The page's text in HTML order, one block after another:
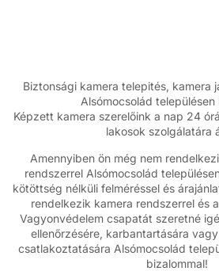
Biztonsági kamera telepités, kamera
Alsómocsolád településen
Képzett kamera szerelőink a nap 24
lakosok szolgálatára
Amennyiben ön még nem
rendszerrel Alsómocsolád
kötöttség nélküli felméréssel és
rendelkezik kamera rendszerrel és
Vagyonvédelem csapatát szeretné
ellenőrzésére, karbantartására
csatlakoztatására Alsómocsolád
bizalommal!